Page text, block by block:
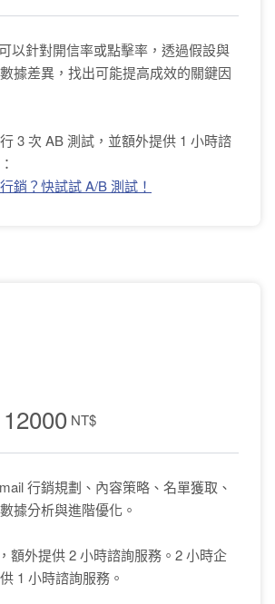
以針對開信率或點擊率，透過假設與
據差異，找出可能提高成效的關鍵因
3 次 AB 測試，並額外提供 1 小時諮
銷？快試試 A/B 測試！
12000 NT$
行銷規劃、內容策略、名單獲取、
據分析與進階優化。
額外提供 2 小時諮詢服務。2 小時企
1 小時諮詢服務。